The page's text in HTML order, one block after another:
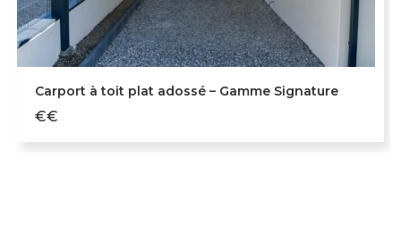
Carport à toit plat adossé – Gamme Signature
€€